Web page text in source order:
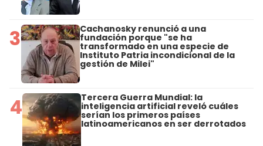
3 Cachanosky renunció a una
fundación porque "se ha
transformado en una especie de
Instituto Patria incondicional de la
gestión de Milei"
4 Tercera Guerra Mundial: la
inteligencia artificial reveló cuáles
serían los primeros países
latinoamericanos en ser derrotados